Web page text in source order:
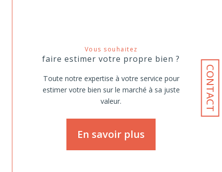
CONTACT
Vous souhaitez
faire estimer votre propre bien ?
Toute notre expertise à votre service pour
estimer votre bien sur le marché à sa juste
valeur.
En savoir plus